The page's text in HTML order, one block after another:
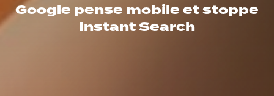
Google pense mobile et stoppe
Instant Search